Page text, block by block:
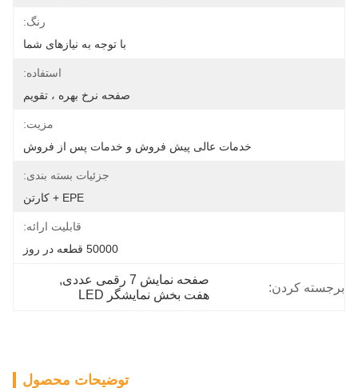
رنگ:
با توجه به نیازهای شما
استفاده:
صفحه نرخ بهره ، تقویم
مزیت:
خدمات عالی پیش فروش و خدمات پس از فروش
جزئیات بسته بندی:
EPE + کارتن
قابلیت ارائه:
50000 قطعه در روز
برجسته کردن:
صفحه نمایش 7 رقمی عددی
,
هفت بخش نمایشگر LED
توضیحات محصول